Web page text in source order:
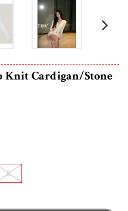
prev
Knit Cardigan/Stone
L